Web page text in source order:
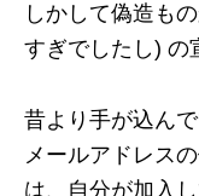
しかして偽造も
すぎでしたし) の
昔より手が込ん
メールアドレス
は、自分が加入